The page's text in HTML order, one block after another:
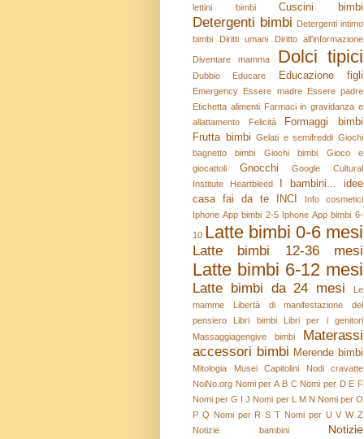
lettini bimbi
Cuscini bimbi
Detergenti bimbi Detergenti intimo
bimbi
Diritti umani Diritto all'informazione
Diventare mamma Dolci tipici
Dubbio Educare Educazione figli
Emergency Essere madre
Essere padre
Etichetta alimenti Farmaci in gravidanza e
allattamento
Felicità
Formaggi bimbi
Frutta bimbi
Gelati e semifreddi Giochi
bagnetto bimbi
Giochi bimbi
Gioco e
giocattoli
Gnocchi
Google Cultural
Institute
Heartbleed I bambini...
idee
casa fai da te
INCI
Info cosmetici
Iphone App bimbi 2-5 Iphone App bimbi 6-
10 Latte bimbi 0-6 mesi
Latte bimbi 12-36 mesi
Latte bimbi 6-12 mesi
Latte bimbi da 24 mesi
Le
mamme
Libertà di manifestazione del
pensiero
Libri bimbi
Libri per i genitori
Massaggiagengive bimbi
Materassi
accessori bimbi Merende bimbi
Mitologia Musei Capitolini
Nodi cravatte
NoiNo.org Nomi per A B C Nomi per D E F
Nomi per G I J Nomi per L M N Nomi per O
P Q Nomi per R S T Nomi per U V W Z
Notizie bambini
Notizie